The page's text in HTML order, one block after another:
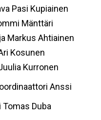
Pasi Kupiainen
Mänttäri
Markus Ahtiainen
Kosunen
Kurronen
Anssi
Duba